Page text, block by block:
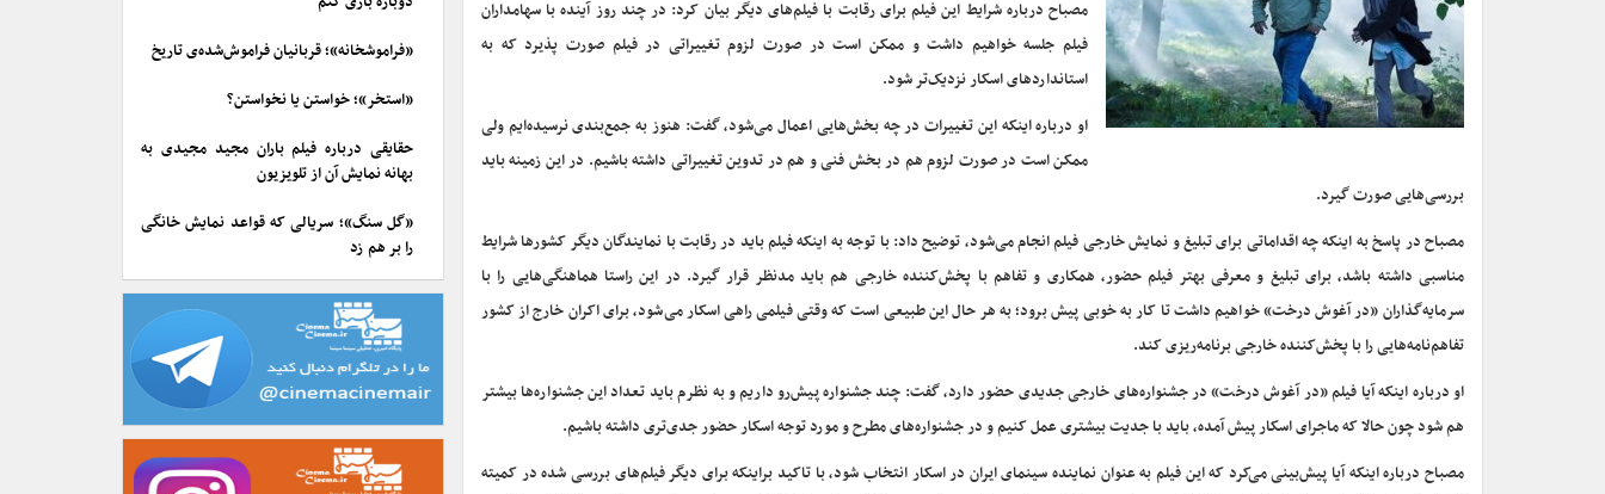
مصباح درباره شرایط این فیلم برای رقابت با فیلم‌های دیگر بیان کرد: در چند روز آینده با سهامداران
فیلم جلسه خواهیم داشت و ممکن است در صورت لزوم تغییراتی در فیلم صورت پذیرد که به
استانداردهای اسکار نزدیک‌تر شود.
او درباره اینکه این تغییرات در چه بخش‌هایی اعمال می‌شود، گفت: هنوز به جمع‌بندی نرسیده‌ایم ولی
ممکن است در صورت لزوم هم در بخش فنی و هم در تدوین تغییراتی داشته باشیم. در این زمینه باید
بررسی‌هایی صورت گیرد.
مصباح در پاسخ به اینکه چه اقداماتی برای تبلیغ و نمایش خارجی فیلم انجام می‌شود، توضیح داد:‌ با توجه به اینکه فیلم باید در رقابت با نمایندگان دیگر کشورها شرایط
مناسبی داشته باشد، برای تبلیغ و معرفی بهتر فیلم حضور، همکاری و تفاهم با پخش‌کننده خارجی هم باید مدنظر قرار گیرد. در این راستا هماهنگی‌هایی را با
سرمایه‌گذاران «در آغوش درخت» خواهیم داشت تا کار به خوبی پیش برود؛ به هر حال این طبیعی است که وقتی فیلمی راهی اسکار می‌شود، برای اکران خارج از کشور
تفاهم‌نامه‌هایی را با پخش‌کننده خارجی برنامه‌ریزی کند.
او درباره اینکه آیا فیلم «در آغوش درخت» در جشنواره‌های خارجی جدیدی حضور دارد، گفت:‌ چند جشنواره پیش‌رو داریم و به نظرم باید تعداد این جشنواره‌ها بیشتر
هم شود چون حالا که ماجرای اسکار پیش آمده، باید با جدیت بیشتری عمل کنیم و در جشنواره‌های مطرح و مورد توجه اسکار حضور جدی‌تری داشته باشیم.
مصباح درباره اینکه آیا پیش‌بینی می‌کرد که این فیلم به عنوان نماینده سینمای ایران در اسکار انتخاب شود، با تاکید براینکه برای دیگر فیلم‌های بررسی شده در کمیته
«فراموشخانه»؛ قربانیان فراموش‌شده‌ی تاریخ
«استخر»؛ خواستن یا نخواستن؟
حقایقی درباره فیلم باران مجید مجیدی به
بهانه نمایش آن از تلویزیون
«گل سنگ»؛ سریالی که قواعد نمایش خانگی
را بر هم زد